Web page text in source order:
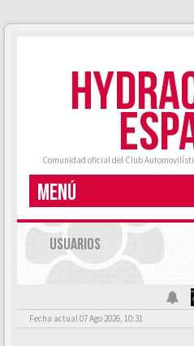
Comunidad oficial del Club
MENÚ
USUARIOS
Fecha actual 07 Ago 2026, 10:31